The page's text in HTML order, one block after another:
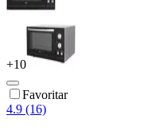
+10
Favoritar
4.9 (16)